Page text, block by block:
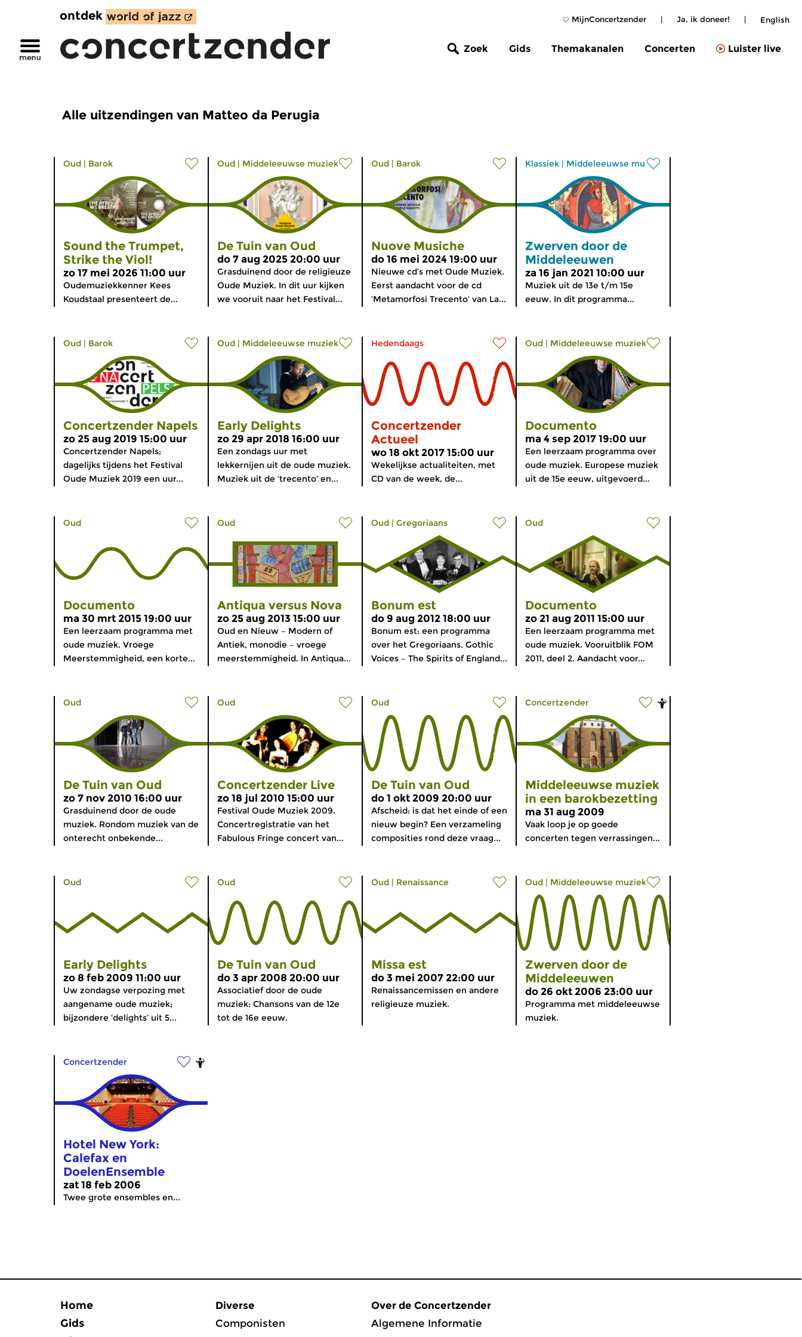
MijnConcertzender | Ja, ik doneer! | English
ontdek
Zoek Gids Themakanalen Concerten Luister live
Alle uitzendingen van Matteo da Perugia
Oud | Barok
Sound the Trumpet,
Strike the Viol!
zo 17 mei 2026 11:00 uur
Oudemuziekkenner Kees
Koudstaal presenteert de...
Oud | Middeleeuwse muziek
De Tuin van Oud
do 7 aug 2025 20:00 uur
Grasduinend door de religieuze
Oude Muziek. In dit uur kijken
we vooruit naar het Festival...
Oud | Barok
Nuove Musiche
do 16 mei 2024 19:00 uur
Nieuwe cd’s met Oude Muziek.
Eerst aandacht voor de cd
‘Metamorfosi Trecento’ van La...
Klassiek | Middeleeuwse muziek
Zwerven door de
Middeleeuwen
za 16 jan 2021 10:00 uur
Muziek uit de 13e t/m 15e
eeuw. In dit programma...
Oud | Barok
Concertzender Napels
zo 25 aug 2019 15:00 uur
Concertzender Napels;
dagelijks tijdens het Festival
Oude Muziek 2019 een uur...
Oud | Middeleeuwse muziek
Early Delights
zo 29 apr 2018 16:00 uur
Een zondags uur met
lekkernijen uit de oude muziek.
Muziek uit de ‘trecento’ en...
Hedendaags
Concertzender
Actueel
wo 18 okt 2017 15:00 uur
Wekelijkse actualiteiten, met
CD van de week, de...
Oud | Middeleeuwse muziek
Documento
ma 4 sep 2017 19:00 uur
Een leerzaam programma over
oude muziek. Europese muziek
uit de 15e eeuw, uitgevoerd...
Oud
Documento
ma 30 mrt 2015 19:00 uur
Een leerzaam programma met
oude muziek. Vroege
Meerstemmigheid, een korte...
Oud
Antiqua versus Nova
zo 25 aug 2013 15:00 uur
Oud en Nieuw – Modern of
Antiek, monodie – vroege
meerstemmigheid. In Antiqua...
Oud | Gregoriaans
Bonum est
do 9 aug 2012 18:00 uur
Bonum est: een programma
over het Gregoriaans. Gothic
Voices – The Spirits of England...
Oud
Documento
zo 21 aug 2011 15:00 uur
Een leerzaam programma met
oude muziek. Vooruitblik FOM
2011, deel 2. Aandacht voor...
Oud
De Tuin van Oud
zo 7 nov 2010 16:00 uur
Grasduinend door de oude
muziek. Rondom muziek van de
onterecht onbekende...
Oud
Concertzender Live
zo 18 jul 2010 15:00 uur
Festival Oude Muziek 2009.
Concertregistratie van het
Fabulous Fringe concert van...
Oud
De Tuin van Oud
do 1 okt 2009 20:00 uur
Afscheid: is dat het einde of een
nieuw begin? Een verzameling
composities rond deze vraag...
Concertzender
Middeleeuwse muziek
in een barokbezetting
ma 31 aug 2009
Vaak loop je op goede
concerten tegen verrassingen...
Oud
Early Delights
zo 8 feb 2009 11:00 uur
Uw zondagse verpozing met
aangename oude muziek;
bijzondere ‘delights’ uit 5...
Oud
De Tuin van Oud
do 3 apr 2008 20:00 uur
Associatief door de oude
muziek: Chansons van de 12e
tot de 16e eeuw.
Oud | Renaissance
Missa est
do 3 mei 2007 22:00 uur
Renaissancemissen en andere
religieuze muziek.
Oud | Middeleeuwse muziek
Zwerven door de
Middeleeuwen
do 26 okt 2006 23:00 uur
Programma met middeleeuwse
muziek.
Concertzender
Hotel New York:
Calefax en
DoelenEnsemble
zat 18 feb 2006
Twee grote ensembles en...
Home
Gids
Diverse
Componisten
Over de Concertzender
Algemene Informatie